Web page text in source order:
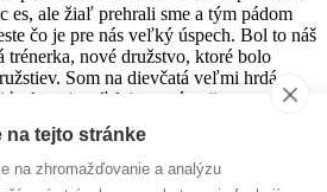
es, ale žiaľ prehrali sme a tým pádom
čo je pre nás veľký úspech. Bol to náš
nové družstvo, ktoré bolo
Som na dievčatá veľmi hrdá a
takto aj naďalej v sezóne,“ po turnaji
V PŘEROVE
V SENICI
→
tejto stránke
na zhromažďovanie a analýzu